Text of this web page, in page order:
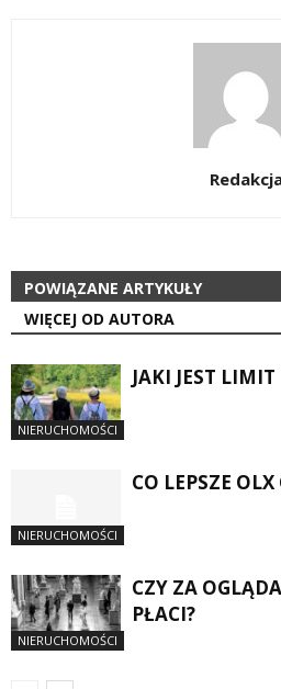
POWIĄZANE ARTYKUŁY
WIĘCEJ OD AUTORA
NIERUCHOMOŚCI
JAKI JEST
NIERUCHOMOŚCI
CO LEPSZE
NIERUCHOMOŚCI
CZY ZA
PŁACI?